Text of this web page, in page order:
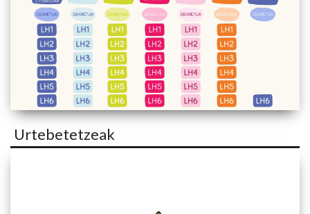
Urtebetetzeak